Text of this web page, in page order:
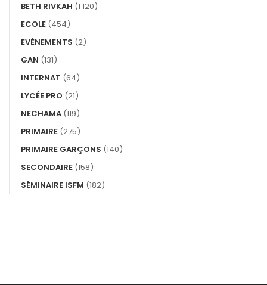
BETH RIVKAH (1 120)
ECOLE (454)
EVÉNEMENTS (2)
GAN (131)
INTERNAT (64)
LYCÉE PRO (21)
NECHAMA (119)
PRIMAIRE (275)
PRIMAIRE GARÇONS (140)
SECONDAIRE (158)
SÉMINAIRE ISFM (182)